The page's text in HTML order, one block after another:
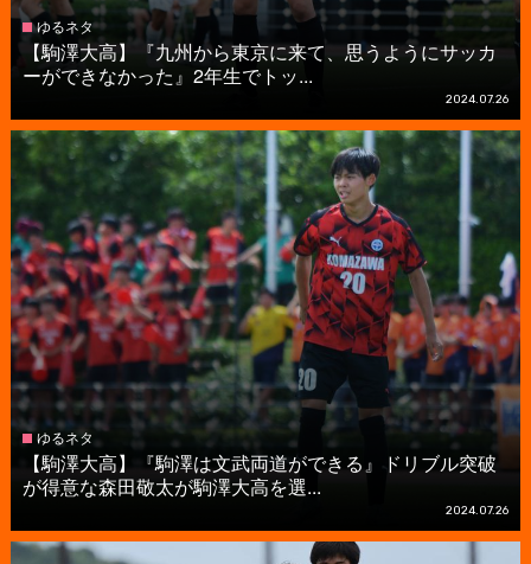
ゆるネタ
【駒澤大高】『九州から東京に来て、思うようにサッカ
ーができなかった』2年生でトッ...
2024.07.26
ゆるネタ
【駒澤大高】『駒澤は文武両道ができる』ドリブル突破
が得意な森田敬太が駒澤大高を選...
2024.07.26